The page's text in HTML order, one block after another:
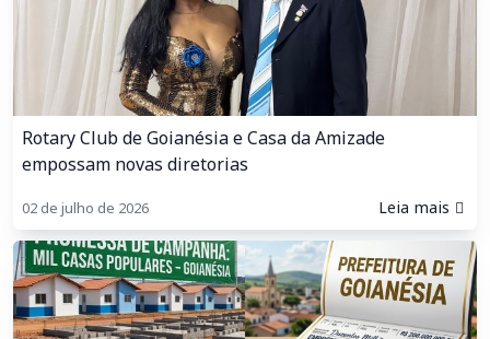
Rotary Club de Goianésia e Casa da Amizade
empossam novas diretorias
02 de julho de 2026 Leia mais